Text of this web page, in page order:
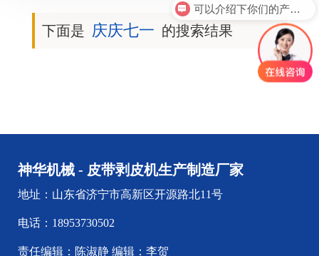
下面是 庆庆七一 的搜索结果
神华机械 - 皮带剥皮机生产制造厂家
地址：山东省济宁市高新区开源路北11号
电话：18953730502
责任编辑：陈淑静 编辑：李贺
可以介绍下你们的产品么？